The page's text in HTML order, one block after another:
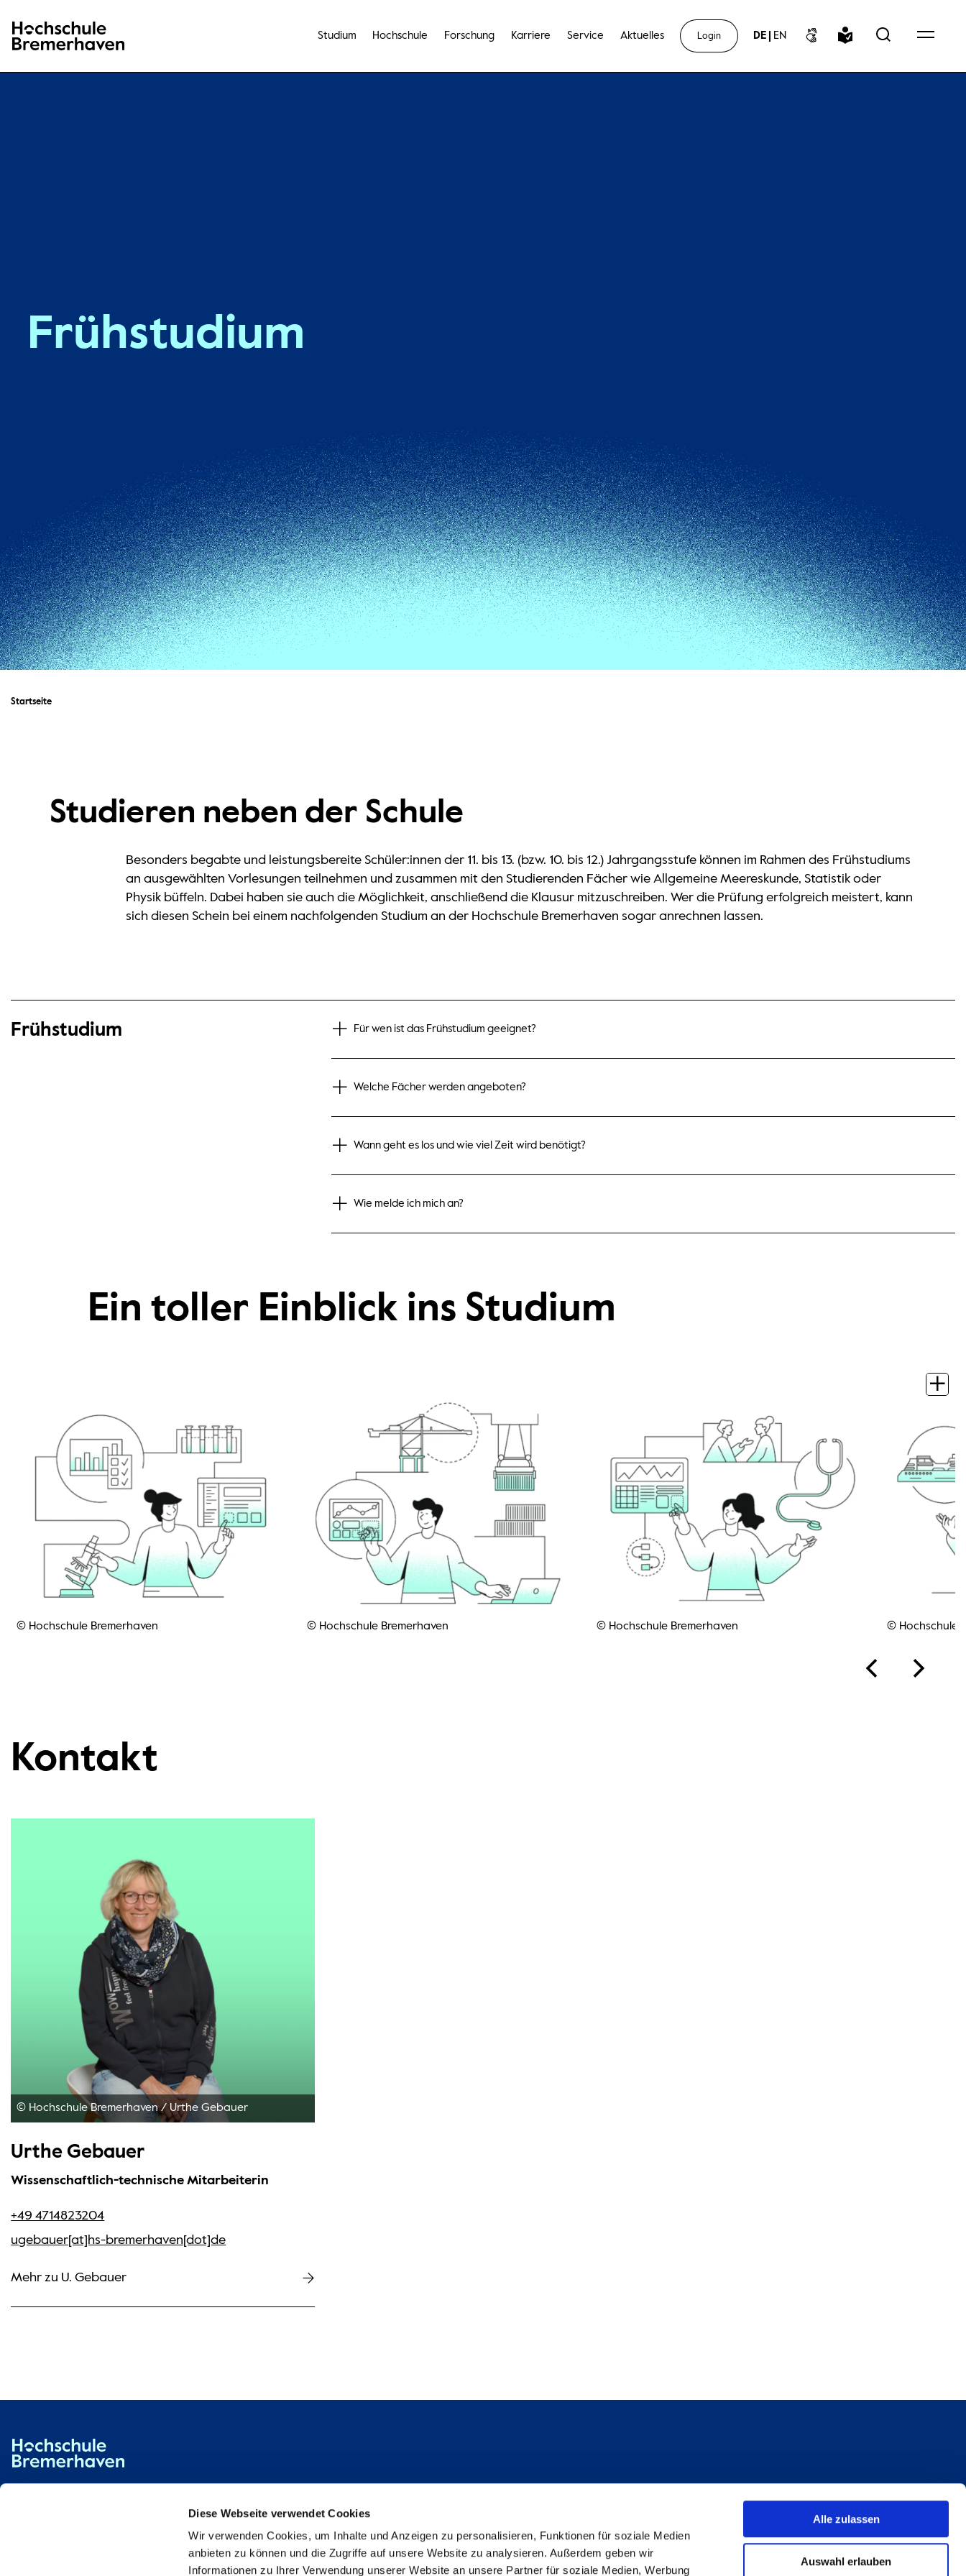
Diese Webseite verwendet Cookies
Wir verwenden Cookies, um Inhalte und Anzeigen zu personalisieren, Funktionen für soziale Medien
anbieten zu können und die Zugriffe auf unsere Website zu analysieren. Außerdem geben wir
Informationen zu Ihrer Verwendung unserer Website an unsere Partner für soziale Medien, Werbung
Alle zulassen
Auswahl erlauben
Hochschule Bremerhaven
Studium Hochschule Forschung Karriere Service Aktuelles Login DE EN
Frühstudium
Startseite
Studieren neben der Schule
Besonders begabte und leistungsbereite Schüler:innen der 11. bis 13. (bzw. 10. bis 12.) Jahrgangsstufe können im Rahmen des Frühstudiums
an ausgewählten Vorlesungen teilnehmen und zusammen mit den Studierenden Fächer wie Allgemeine Meereskunde, Statistik oder
Physik büffeln. Dabei haben sie auch die Möglichkeit, anschließend die Klausur mitzuschreiben. Wer die Prüfung erfolgreich meistert, kann
sich diesen Schein bei einem nachfolgenden Studium an der Hochschule Bremerhaven sogar anrechnen lassen.
Frühstudium Für wen ist das Frühstudium geeignet?
Welche Fächer werden angeboten?
Wann geht es los und wie viel Zeit wird benötigt?
Wie melde ich mich an?
Ein toller Einblick ins Studium
© Hochschule Bremerhaven © Hochschule Bremerhaven © Hochschule Bremerhaven © Hochschule
Kontakt
© Hochschule Bremerhaven/Urthe Gebauer
Urthe Gebauer
Wissenschaftlich-technische Mitarbeiterin
+49 4714823204
ugebauer[at]hs-bremerhaven[dot]de
Mehr zu U. Gebauer
Studienpat:innen Instagram
TikTok